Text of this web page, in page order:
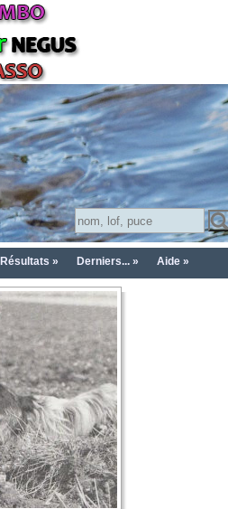
Résultats » Derniers... » Aide »